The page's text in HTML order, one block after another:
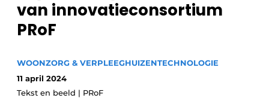
Podcasts
Privacy / Cookie statement
Vacatures
Video’s
Privéklinieken
Laboratoria
van innovatieconsortium
PRoF
WOONZORG & VERPLEEGHUIZENTECHNOLOGIE
11 april 2024
Tekst en beeld | PRoF